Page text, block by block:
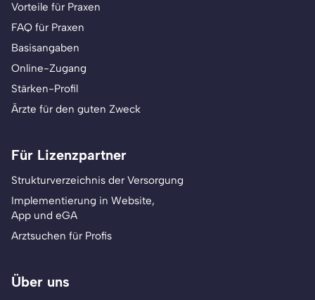
Vorteile für Praxen
FAQ für Praxen
Basisangaben
Online-Zugang
Stärken-Profil
Ärzte für den guten Zweck
Für Lizenzpartner
Strukturverzeichnis der Versorgung
Implementierung in Website,
App und eGA
Arztsuchen für Profis
Über uns